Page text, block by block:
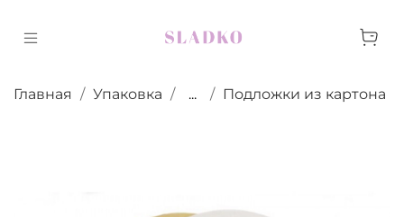
Главная Упаковка ... Подложки из картона